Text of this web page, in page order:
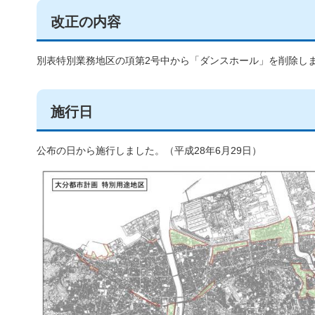
改正の内容
別表特別業務地区の項第2号中から「ダンスホール」を削除し
施行日
公布の日から施行しました。（平成28年6月29日）